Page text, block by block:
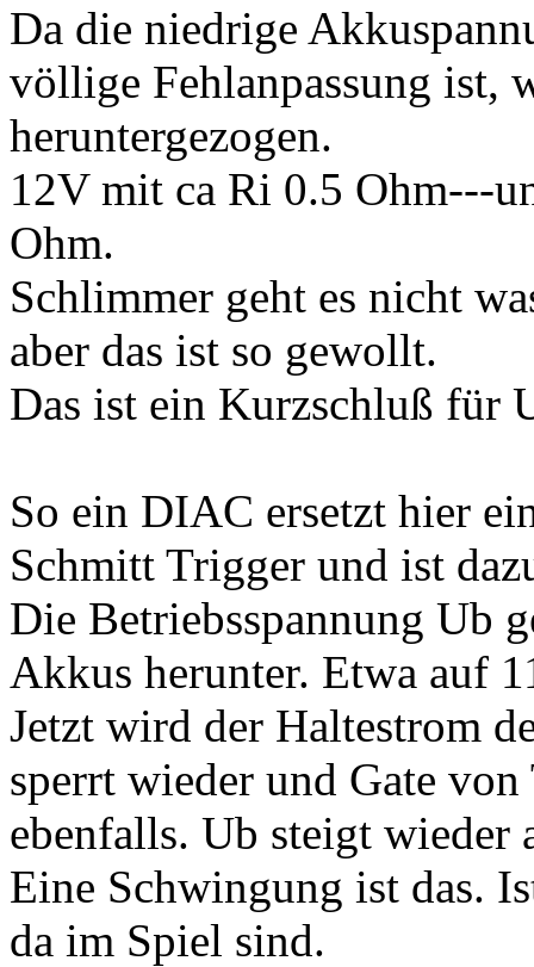
Da die niedrige
völlige Fehlanpassung ist,
heruntergezogen.
12V mit ca Ri 0.5 Ohm---
Ohm.
Schlimmer geht es nicht
aber das ist so gewollt.
Das ist ein Kurzschluß für
So ein DIAC ersetzt hier
Schmitt Trigger und ist
Die Betriebsspannung Ub
Akkus herunter. Etwa auf
Jetzt wird der Haltestrom
sperrt wieder und Gate
ebenfalls. Ub steigt wieder
Eine Schwingung ist das.
da im Spiel sind.